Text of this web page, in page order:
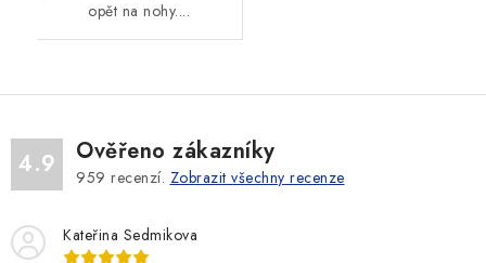
opět na nohy....
4.9 Ověřeno zákazníky
959 recenzí. Zobrazit všechny recenze
Kateřina Sedmikova